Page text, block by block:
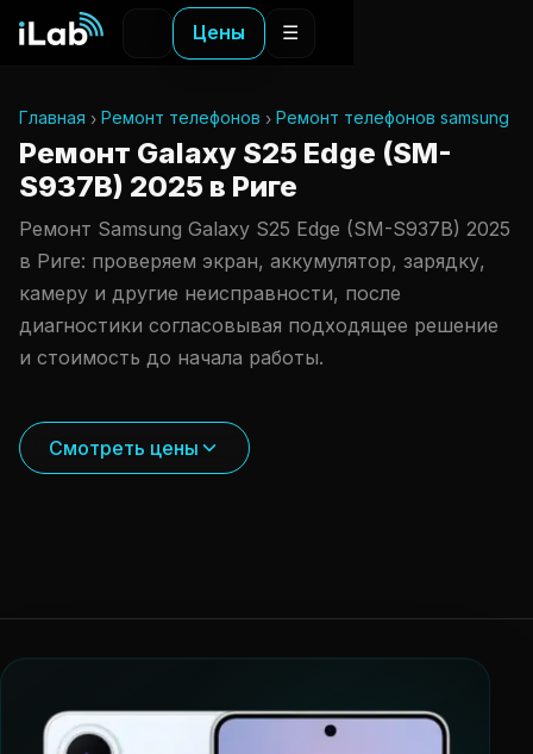
Цены ☰
Главная Ремонт телефонов Ремонт телефонов samsung
Ремонт Galaxy S25 Edge (SM-
S937B) 2025 в Риге
Ремонт Samsung Galaxy S25 Edge (SM-S937B) 2025
в Риге: проверяем экран, аккумулятор, зарядку,
камеру и другие неисправности, после
диагностики согласовывая подходящее решение
и стоимость до начала работы.
Смотреть цены